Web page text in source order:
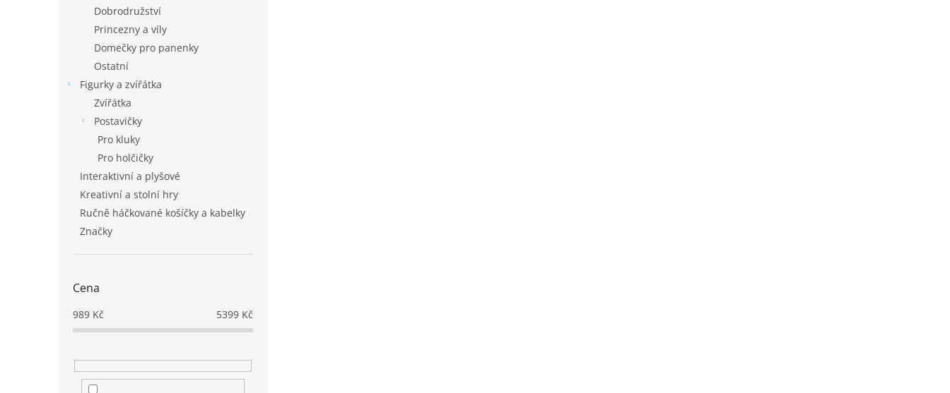
Dobrodružství
Princezny a víly
Domečky pro panenky
Ostatní
Figurky a zvířátka
Zvířátka
Postavičky
Pro kluky
Pro holčičky
Interaktivní a plyšové
Kreativní a stolní hry
Ručně háčkované košíčky a kabelky
Značky
Cena
989 Kč 5399 Kč